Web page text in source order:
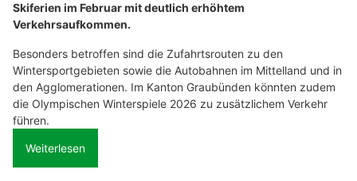
Skiferien im Februar mit deutlich erhöhtem
Verkehrsaufkommen.
Besonders betroffen sind die Zufahrtsrouten zu den
Wintersportgebieten sowie die Autobahnen im Mittelland und in
den Agglomerationen. Im Kanton Graubünden könnten zudem
die Olympischen Winterspiele 2026 zu zusätzlichem Verkehr
führen.
Weiterlesen